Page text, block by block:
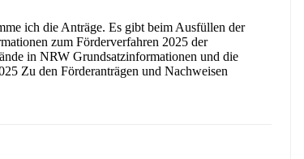
ich die Anträge. Es gibt beim Ausfüllen der
zum Förderverfahren 2025 der
in NRW Grundsatzinformationen und die
Zu den Förderanträgen und Nachweisen